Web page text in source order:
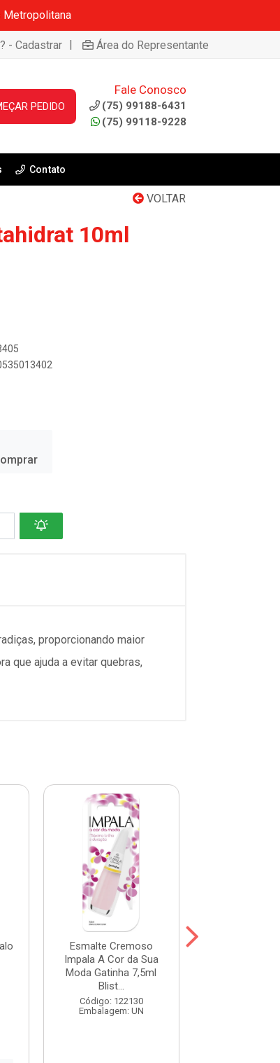
Metropolitana
- Cadastrar | Área do Representante
PEDIDO
Fale Conosco
(75) 99188-6431
(75) 99118-9228
Contato
VOLTAR
10ml
proporcionando maior
que ajuda a evitar quebras,
Esmalte Cremoso
Impala A Cor da Sua
Moda Gatinha 7,5ml
Blist...
Código: 122130
Embalagem: UN